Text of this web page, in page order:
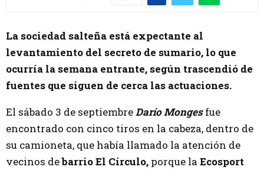
La sociedad salteña está expectante al
levantamiento del secreto de sumario, lo que
ocurría la semana entrante, según trascendió de
fuentes que siguen de cerca las actuaciones.
El sábado 3 de septiembreDarío Mongesfue
encontrado con cinco tiros en la cabeza, dentro de
su camioneta, que había llamado la atención de
vecinos debarrio El Círculo, porque la Ecosport